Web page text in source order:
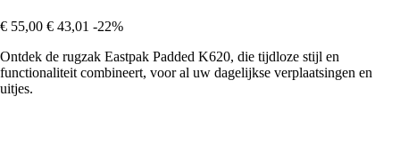
€ 55,00 € 43,01 -22%
Ontdek de rugzak Eastpak Padded K620, die tijdloze stijl en
functionaliteit combineert, voor al uw dagelijkse verplaatsingen en
uitjes.